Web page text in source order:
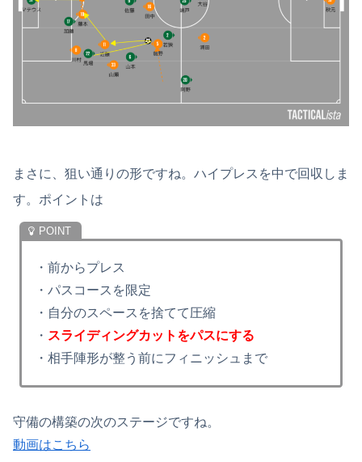
まさに、狙い通りの形ですね。ハイプレスを中で回収しま
す。ポイントは
・前からプレス
・パスコースを限定
・自分のスペースを捨てて圧縮
・ スライディングカットをパスにする
・相手陣形が整う前にフィニッシュまで
守備の構築の次のステージですね。
動画はこちら